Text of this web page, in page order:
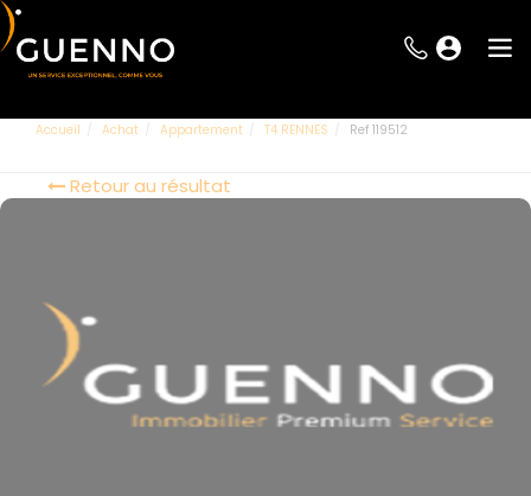
Accueil Achat Appartement T4 RENNES Ref 119512
Retour au résultat